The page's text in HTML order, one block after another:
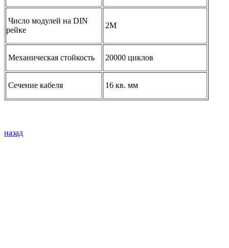
Число модулей на DIN
рейке
2M
Механическая стойкость 20000 циклов
Сечение кабеля 16 кв. мм
назад